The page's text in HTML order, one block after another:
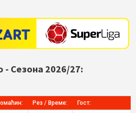
- Сезона 2026/27:
Рез / Време: Гост: